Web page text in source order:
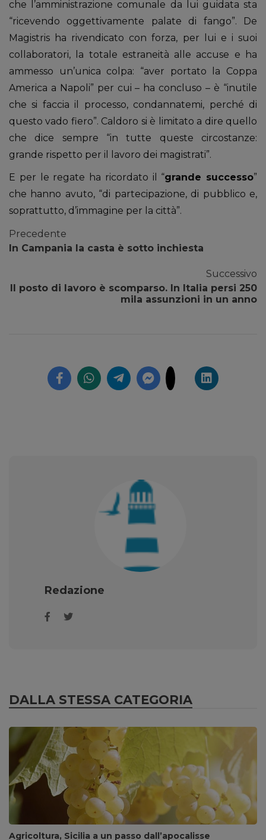
che l’amministrazione comunale da lui guidata sta
“ricevendo oggettivamente palate di fango”. De
Magistris ha rivendicato con forza, per lui e i suoi
collaboratori, la totale estraneità alle accuse e ha
ammesso un’unica colpa: “aver portato la Coppa
America a Napoli” per cui – ha concluso – è “inutile
che si faccia il processo, condannatemi, perché di
questo vado fiero”. Caldoro si è limitato a dire quello
che dice sempre “in tutte queste circostanze:
grande rispetto per il lavoro dei magistrati”.
E per le regate ha ricordato il “grande successo”
che hanno avuto, “di partecipazione, di pubblico e,
soprattutto, d’immagine per la città”.
Precedente
In Campania la casta è sotto inchiesta
Successivo
Il posto di lavoro è scomparso. In Italia persi 250
mila assunzioni in un anno
Redazione
DALLA STESSA CATEGORIA
Agricoltura, Sicilia a un passo dall’apocalisse